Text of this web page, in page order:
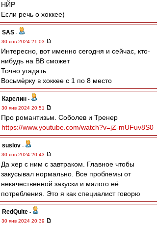
НЙР
Если речь о хоккее)
SAS -
30 янв 2024 21:03
Интересно, вот именно сегодня и сейчас, кто-
нибудь на ВВ сможет
Точно угадать
Восьмёрку в хоккее с 1 по 8 место
Карелин -
30 янв 2024 20:51
Про романтизьм. Соболев и Тренер
https://www.youtube.com/watch?v=jZ-mUFuv8S0
suslov -
30 янв 2024 20:43
Да хер с ним с завтраком. Главное чтобы
закусывал нормально. Все проблемы от
некачественной закуски и малого её
потребления. Это я как специалист говорю
RedQuite -
30 янв 2024 20:39